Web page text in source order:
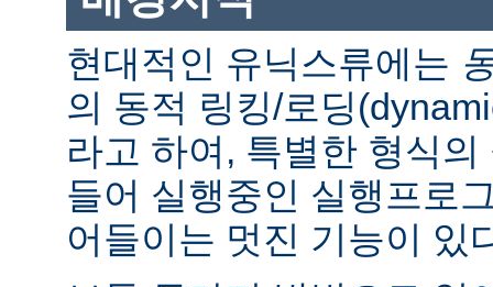
현대적인 유닉스류에는
의 동적 링킹/로딩
라고 하여, 특별한 형식
들어 실행중인 실행프로
어들이는 멋진 기능이 있